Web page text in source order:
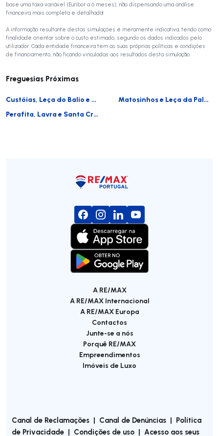
base uma taxa variável (Euribor a 6 meses), não dispensando uma análise
financeira mais completa e detalhada!
A informação resultante destas simulações é meramente indicativa, tendo como
finalidade orientar sobre o custo estimado, segundo os dados indicados pelo
utilizador. Cada entidade financeira tem as suas próprias políticas e condições
de financiamento, não ficando vinculadas aos resultados desta simulação.
Freguesias Próximas
Custóias, Leça do Balio e Guifões
Matosinhos e Leça da Palmeira
Perafita, Lavra e Santa Cruz do Bispo
A RE/MAX
A RE/MAX Internacional
A RE/MAX Europa
Contactos
Junte-se a nós
Porquê RE/MAX
Empreendimentos
Imóveis de Luxo
Canal de Reclamações | Canal de Denúncias | Política
de Privacidade | Condições de uso | Acesso aos seus